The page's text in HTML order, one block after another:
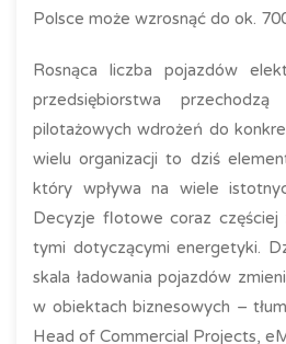
Polsce może wzrosnąć do ok.
Rosnąca liczba pojazdów
przedsiębiorstwa
pilotażowych wdrożeń do
wielu organizacji to dziś
który wpływa na wiele
Decyzje flotowe coraz częściej
tymi dotyczącymi energetyki.
skala ładowania pojazdów
w obiektach biznesowych –
Head of Commercial Projects,